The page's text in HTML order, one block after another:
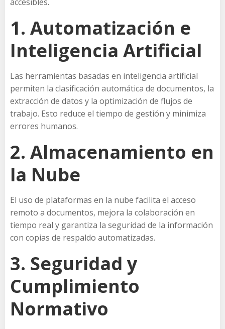
1. Automatización e
Inteligencia Artificial
Las herramientas basadas en inteligencia artificial
permiten la clasificación automática de documentos, la
extracción de datos y la optimización de flujos de
trabajo. Esto reduce el tiempo de gestión y minimiza
errores humanos.
2. Almacenamiento en
la Nube
El uso de plataformas en la nube facilita el acceso
remoto a documentos, mejora la colaboración en
tiempo real y garantiza la seguridad de la información
con copias de respaldo automatizadas.
3. Seguridad y
Cumplimiento
Normativo